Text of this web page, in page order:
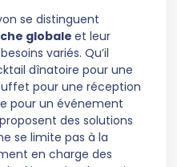
se distinguent
globale et leur
variés. Qu’il
dînatoire pour une
pour une réception
pour un événement
des solutions
se limite pas à la
en charge des